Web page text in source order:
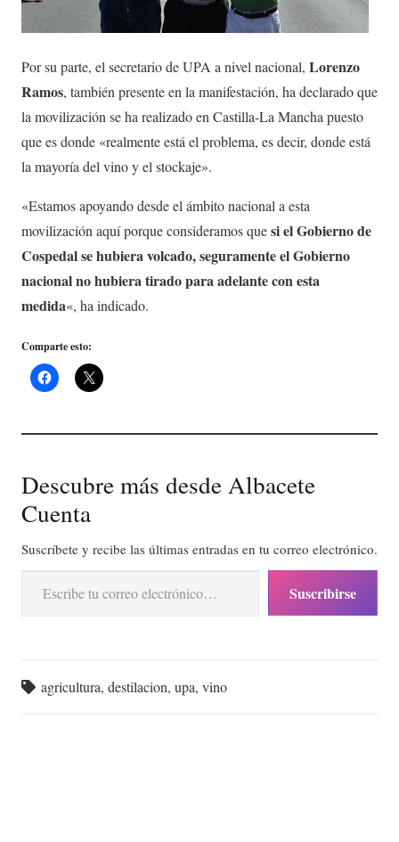
Por su parte, el secretario de UPA a nivel nacional, Lorenzo
Ramos, también presente en la manifestación, ha declarado que
la movilización se ha realizado en Castilla-La Mancha puesto
que es donde «realmente está el problema, es decir, donde está
la mayoría del vino y el stockaje».
«Estamos apoyando desde el ámbito nacional a esta
movilización aquí porque consideramos quesi el Gobierno de
Cospedal se hubiera volcado, seguramente el Gobierno
nacional no hubiera tirado para adelante con esta
medida«, ha indicado.
Comparte esto:
Descubre más desde Albacete
Cuenta
Suscríbete y recibe las últimas entradas en tu correo electrónico.
Escribe tu correo electrónico…
Suscribirse
agricultura,destilacion,upa,vino